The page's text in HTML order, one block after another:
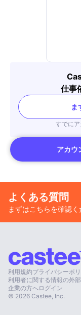
仕事
ま
すでに
アカウ
よくある質問
まずはこちらを確認
利用規約プライバシーポ
利用者に関する情報の外
企業の方へログイン
© 2026 Castee, Inc.